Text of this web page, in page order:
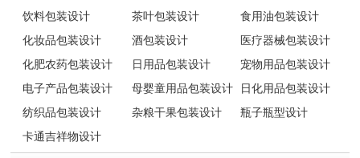
饮料包装设计
茶叶包装设计
食用油包装设计
化妆品包装设计
酒包装设计
医疗器械包装设计
化肥农药包装设计
日用品包装设计
宠物用品包装设计
电子产品包装设计
母婴童用品包装设计
日化用品包装设计
纺织品包装设计
杂粮干果包装设计
瓶子瓶型设计
卡通吉祥物设计